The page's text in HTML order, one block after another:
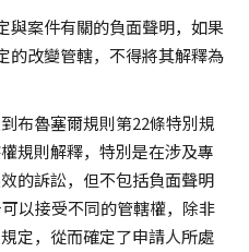
與案件有關的負面聲明，如果
的改變管轄，不得將其解釋為
布魯塞爾規則第22條特別規
規則解釋，特別是在涉及專
的訴訟，但不包括負面聲明
以接受不同的管轄權，除非
定，從而確定了申請人所處